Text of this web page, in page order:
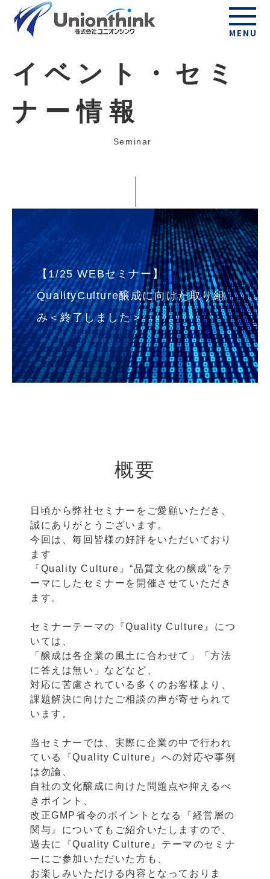
MENU
イベント・セミ
ナー情報
Seminar
【1/25 WEBセミナー】
QualityCulture醸成に向けた取り組
み＜終了しました＞
概要
日頃から弊社セミナーをご愛顧いただき、
誠にありがとうございます。
今回は、毎回皆様の好評をいただいており
ます
『Quality Culture』“品質文化の醸成”をテ
ーマにしたセミナーを開催させていただき
ます。
セミナーテーマの『Quality Culture』につ
いては、
「醸成は各企業の風土に合わせて」「方法
に答えは無い」などなど、
対応に苦慮されている多くのお客様より、
課題解決に向けたご相談の声が寄せられて
います。
当セミナーでは、実際に企業の中で行われ
ている『Quality Culture』への対応や事例
は勿論、
自社の文化醸成に向けた問題点や抑えるべ
きポイント、
改正GMP省令のポイントとなる『経営層の
関与』についてもご紹介いたしますので、
過去に『Quality Culture』テーマのセミナ
ーにご参加いただいた方も、
お楽しみいただける内容となっておりま